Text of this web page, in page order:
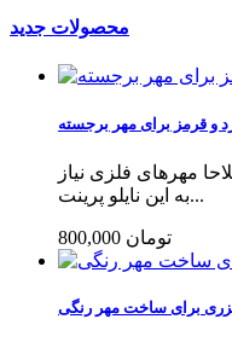
محصولات جدید
و قرمز برای مهر برجسته
مهرهای فلزی نیاز
به این نایلو پرینت...
800,000 تومان
برای ساخت مهر رنگی